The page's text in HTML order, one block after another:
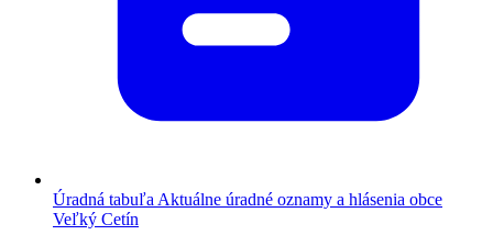
Úradná tabuľa Aktuálne úradné oznamy a hlásenia obce
Veľký Cetín